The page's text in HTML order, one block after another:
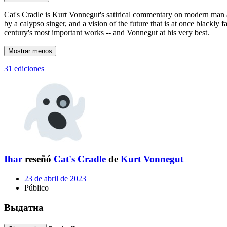
Cat's Cradle is Kurt Vonnegut's satirical commentary on modern
by a calypso singer, and a vision of the future that is at once blackly
century's most important works -- and Vonnegut at his very best.
Mostrar menos
31 ediciones
Ihar reseñó Cat's Cradle de Kurt Vonnegut
23 de abril de 2023
Público
Выдатна